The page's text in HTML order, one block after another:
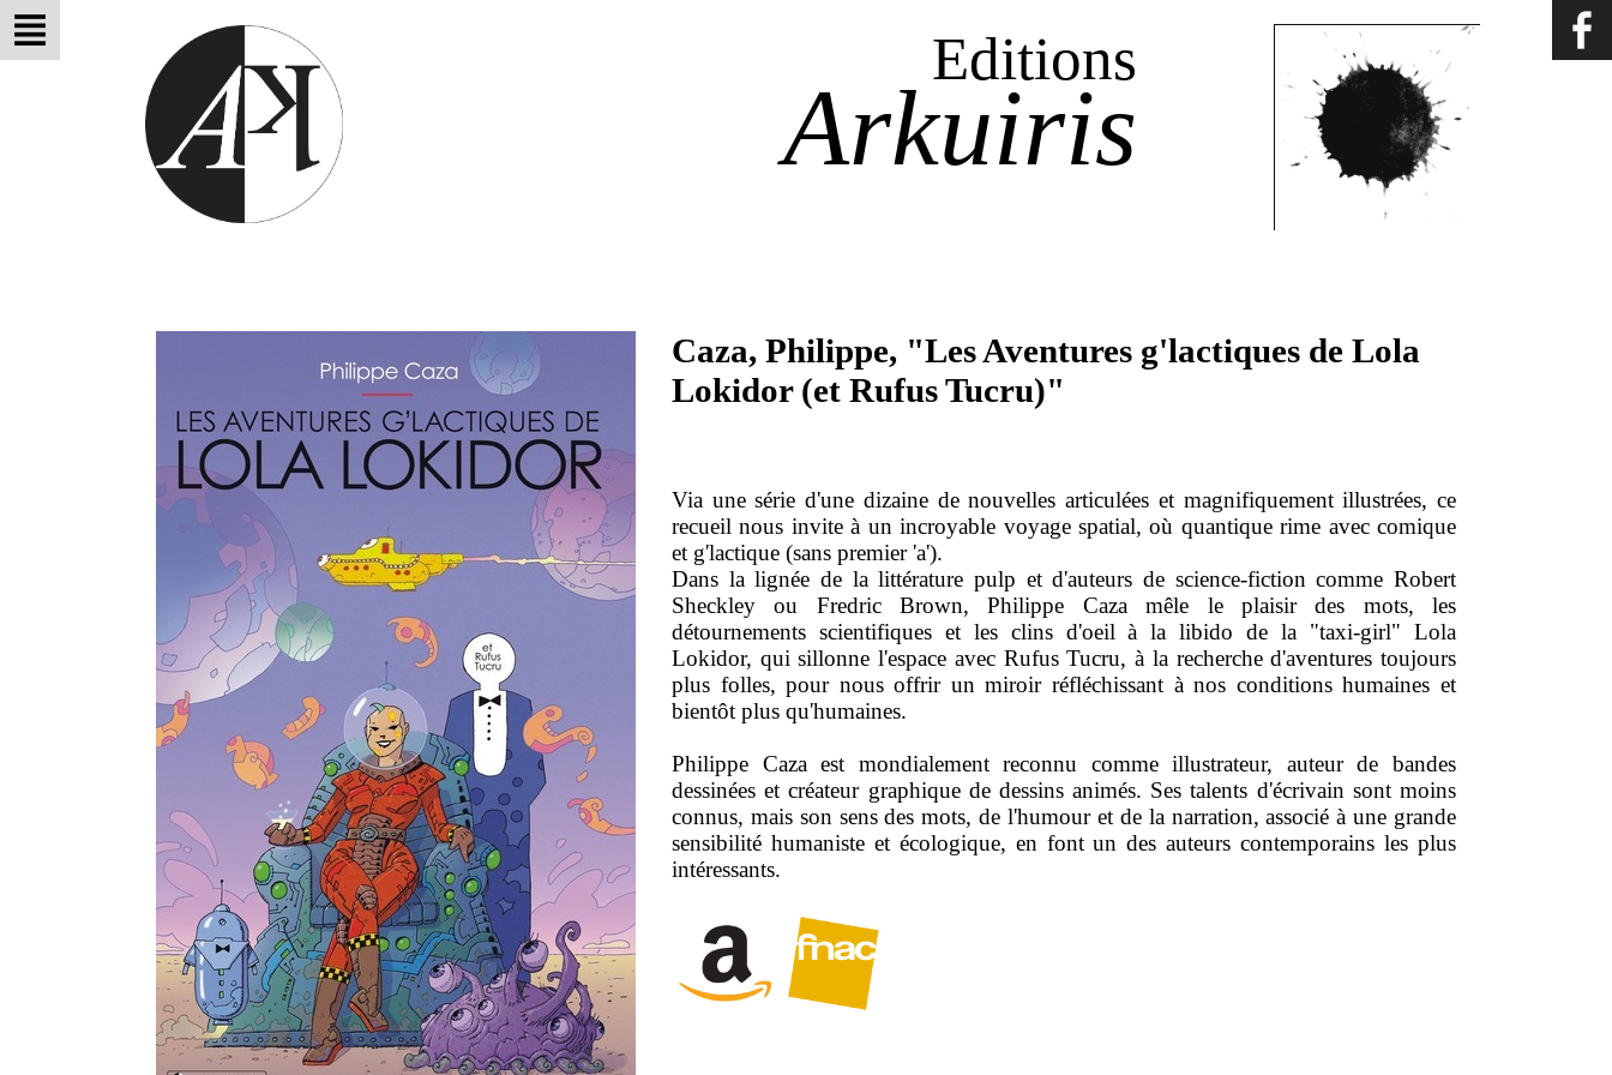
Editions
Arkuiris
Caza, Philippe, "Les Aventures g'lactiques de Lola
Lokidor (et Rufus Tucru)"
Via une série d'une dizaine de nouvelles articulées et magnifiquement illustrées, ce
recueil nous invite à un incroyable voyage spatial, où quantique rime avec comique
et g'lactique (sans premier 'a').
Dans la lignée de la littérature pulp et d'auteurs de science-fiction comme Robert
Sheckley ou Fredric Brown, Philippe Caza mêle le plaisir des mots, les
détournements scientifiques et les clins d'oeil à la libido de la "taxi-girl" Lola
Lokidor, qui sillonne l'espace avec Rufus Tucru, à la recherche d'aventures toujours
plus folles, pour nous offrir un miroir réfléchissant à nos conditions humaines et
bientôt plus qu'humaines.
Philippe Caza est mondialement reconnu comme illustrateur, auteur de bandes
dessinées et créateur graphique de dessins animés. Ses talents d'écrivain sont moins
connus, mais son sens des mots, de l'humour et de la narration, associé à une grande
sensibilité humaniste et écologique, en font un des auteurs contemporains les plus
intéressants.